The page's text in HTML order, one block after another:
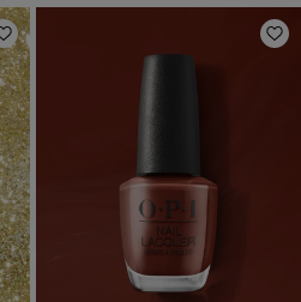
2637
Ajouter aux favoris